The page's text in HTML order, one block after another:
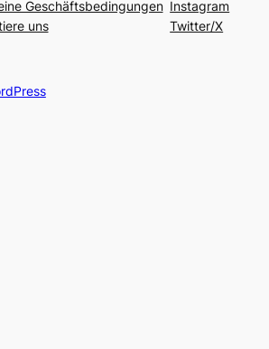
Geschäftsbedingungen
uns
Instagram
Twitter/X